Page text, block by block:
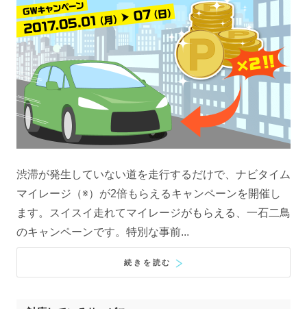
渋滞が発生していない道を走行するだけで、ナビタイム
マイレージ（※）が2倍もらえるキャンペーンを開催し
ます。スイスイ走れてマイレージがもらえる、一石二鳥
のキャンペーンです。特別な事前...
続きを読む